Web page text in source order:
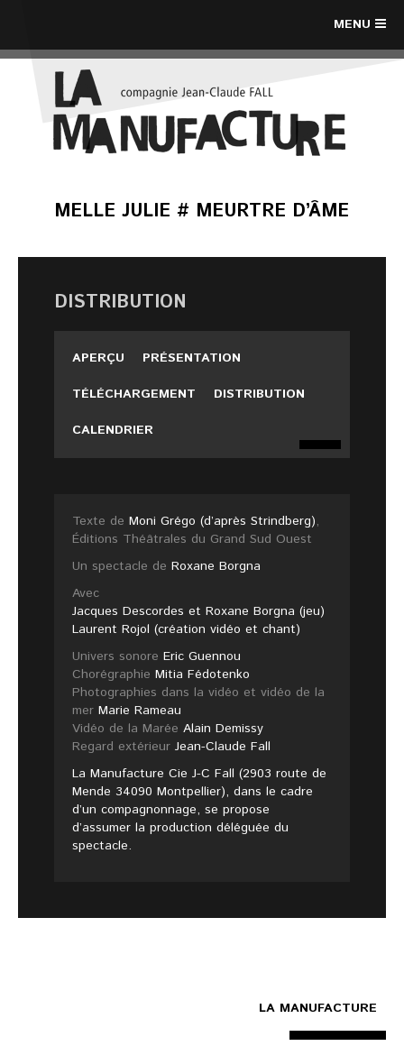
MENU
MELLE JULIE # MEURTRE D’ÂME
DISTRIBUTION
APERÇU
PRÉSENTATION
TÉLÉCHARGEMENT
DISTRIBUTION
CALENDRIER
Texte de Moni Grégo (d’après Strindberg),
Éditions Théâtrales du Grand Sud Ouest
Un spectacle de Roxane Borgna
Avec
Jacques Descordes et Roxane Borgna (jeu)
Laurent Rojol (création vidéo et chant)
Univers sonore Eric Guennou
Chorégraphie Mitia Fédotenko
Photographies dans la vidéo et vidéo de la
mer Marie Rameau
Vidéo de la Marée Alain Demissy
Regard extérieur Jean-Claude Fall
La Manufacture Cie J-C Fall (2903 route de
Mende 34090 Montpellier), dans le cadre
d’un compagnonnage, se propose
d’assumer la production déléguée du
spectacle.
LA MANUFACTURE